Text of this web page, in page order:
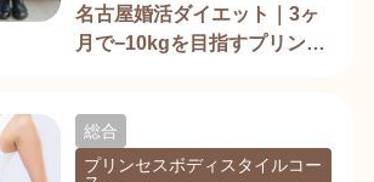
名古屋婚活ダイエット｜3ヶ
月で−10kgを目指すプリンセ
総合
プリンセスボディスタイルコー